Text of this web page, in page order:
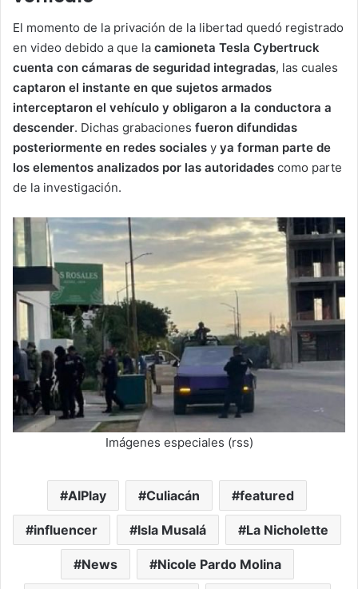
El momento de la privación de la libertad quedó registrado
en video debido a que la camioneta Tesla Cybertruck
cuenta con cámaras de seguridad integradas, las cuales
captaron el instante en que sujetos armados
interceptaron el vehículo y obligaron a la conductora a
descender. Dichas grabaciones fueron difundidas
posteriormente en redes sociales y ya forman parte de
los elementos analizados por las autoridades como parte
de la investigación.
Imágenes especiales (rss)
AIPlay Culiacán featured
influencer Isla Musalá La Nicholette
News Nicole Pardo Molina